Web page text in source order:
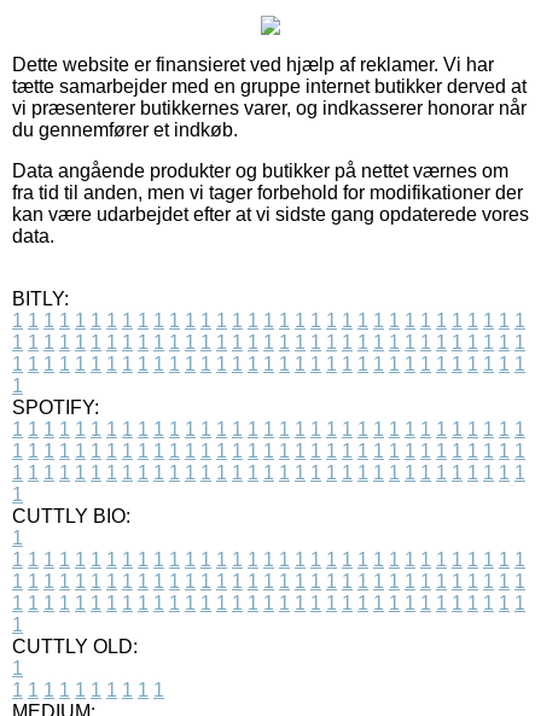
Dette website er finansieret ved hjælp af reklamer. Vi har
tætte samarbejder med en gruppe internet butikker derved at
vi præsenterer butikkernes varer, og indkasserer honorar når
du gennemfører et indkøb.
Data angående produkter og butikker på nettet værnes om
fra tid til anden, men vi tager forbehold for modifikationer der
kan være udarbejdet efter at vi sidste gang opdaterede vores
data.
BITLY:
1 1 1 1 1 1 1 1 1 1 1 1 1 1 1 1 1 1 1 1 1 1 1 1 1 1 1 1 1 1 1 1 1
1 1 1 1 1 1 1 1 1 1 1 1 1 1 1 1 1 1 1 1 1 1 1 1 1 1 1 1 1 1 1 1 1
1 1 1 1 1 1 1 1 1 1 1 1 1 1 1 1 1 1 1 1 1 1 1 1 1 1 1 1 1 1 1 1 1
1
SPOTIFY:
1 1 1 1 1 1 1 1 1 1 1 1 1 1 1 1 1 1 1 1 1 1 1 1 1 1 1 1 1 1 1 1 1
1 1 1 1 1 1 1 1 1 1 1 1 1 1 1 1 1 1 1 1 1 1 1 1 1 1 1 1 1 1 1 1 1
1 1 1 1 1 1 1 1 1 1 1 1 1 1 1 1 1 1 1 1 1 1 1 1 1 1 1 1 1 1 1 1 1
1
CUTTLY BIO:
1
1 1 1 1 1 1 1 1 1 1 1 1 1 1 1 1 1 1 1 1 1 1 1 1 1 1 1 1 1 1 1 1 1
1 1 1 1 1 1 1 1 1 1 1 1 1 1 1 1 1 1 1 1 1 1 1 1 1 1 1 1 1 1 1 1 1
1 1 1 1 1 1 1 1 1 1 1 1 1 1 1 1 1 1 1 1 1 1 1 1 1 1 1 1 1 1 1 1 1
1
CUTTLY OLD:
1
1 1 1 1 1 1 1 1 1 1
MEDIUM: